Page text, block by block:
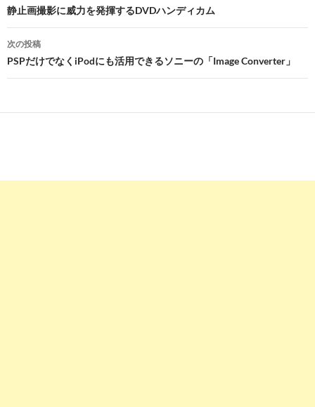
稿
ナ
ビ
ゲ
ー
ン
静止画撮影に威力を発揮するDVDハンディカム
次の投稿
PSPだけでなくiPodにも活用できるソニーの「Image Converter」